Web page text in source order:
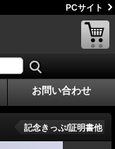
PCサイト
お問い合わせ
記念きっぷ/証明書他